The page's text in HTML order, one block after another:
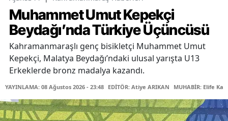
Muhammet Umut Kepekçi
Beydağı’nda Türkiye Üçüncüsü
Kahramanmaraşlı genç bisikletçi Muhammet Umut
Kepekçi, Malatya Beydağı’ndaki ulusal yarışta U13
Erkeklerde bronz madalya kazandı.
YAYINLAMA: 08 Ağustos 2026 - 23:48 EDİTÖR: Atiye ARIKAN MUHABİR: Elife